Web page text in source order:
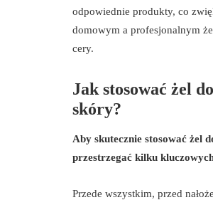
odpowiednie produkty, co
domowym a profesjonalnym
cery.
Jak stosować żel
skóry?
Aby skutecznie stosować żel
przestrzegać kilku
Przede wszystkim, przed